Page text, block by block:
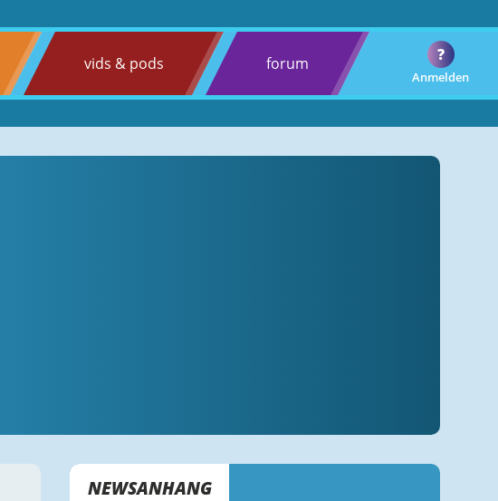
vids & pods forum
Anmelden
?
NEWSANHANG